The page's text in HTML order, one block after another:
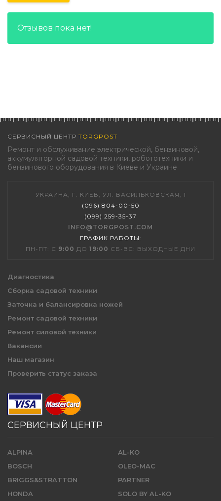
Отзывов пока нет!
СЕРВИСНЫЙ ЦЕНТР TORGPOST
Ремонт и обслуживание электрической, бензиновой,
аккумуляторной садовой техники, робототехники и
бензинового оборудования в Киеве и Украине
УКРАИНА, Г. КИЕВ, УЛ. ВАСИЛЬКОВСКАЯ, 1
(096) 804-00-50
(099) 259-35-37
INFO@TORGPOST.COM
ГРАФИК РАБОТЫ :
ПН-ПТ: С 9:00 ДО 19:00 СБ-ВС: ВЫХОДНЫЕ ДНИ
Диагностика
Сборка садовой техники
Заточка и балансировка ножей
Ремонт садовой техники
Ремонт силовой техники
Вакансии
Наш магазин
Проверить статус заказа
СЕРВИСНЫЙ ЦЕНТР
ALPINA
BOSCH
BRIGGS&STRATTON
HONDA
AL-KO
OLEO-MAC
PARTNER
SOLO BY AL-KO